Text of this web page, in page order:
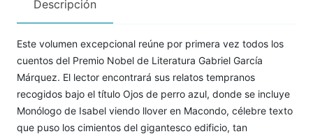
Descripción
Este volumen excepcional reúne por primera vez todos los
cuentos del Premio Nobel de Literatura Gabriel García
Márquez. El lector encontrará sus relatos tempranos
recogidos bajo el título Ojos de perro azul, donde se incluye
Monólogo de Isabel viendo llover en Macondo, célebre texto
que puso los cimientos del gigantesco edificio, tan